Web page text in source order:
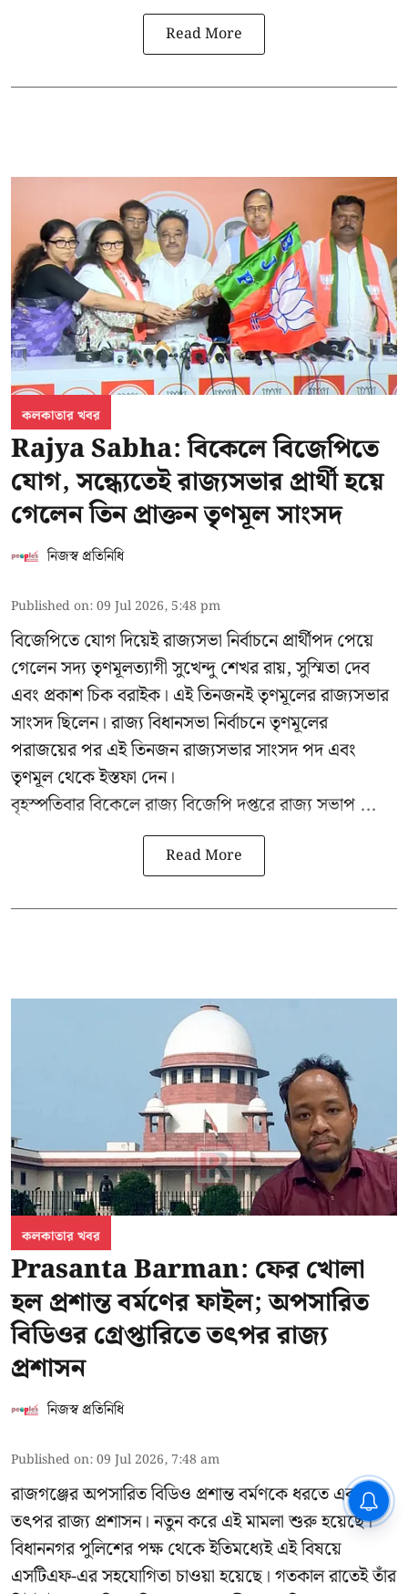
Read More
কলকাতার খবর
Rajya Sabha: বিকেলে বিজেপিতে
যোগ, সন্ধ্যেতেই রাজ্যসভার প্রার্থী হয়ে
গেলেন তিন প্রাক্তন তৃণমূল সাংসদ
নিজস্ব প্রতিনিধি
Published on:09 Jul 2026, 5:48 pm
বিজেপিতে যোগ দিয়েই রাজ্যসভা নির্বাচনে প্রার্থীপদ পেয়ে
গেলেন সদ্য তৃণমূলত্যাগী সুখেন্দু শেখর রায়, সুস্মিতা দেব
এবং প্রকাশ চিক বরাইক। এই তিনজনই তৃণমূলের রাজ্যসভার
সাংসদ ছিলেন। রাজ্য বিধানসভা নির্বাচনে তৃণমূলের
পরাজয়ের পর এই তিনজন রাজ্যসভার সাংসদ পদ এবং
তৃণমূল থেকে ইস্তফা দেন।
বৃহস্পতিবার বিকেলে রাজ্য বিজেপি দপ্তরেরাজ্য সভাপ ...
Read More
কলকাতার খবর
Prasanta Barman: ফের খোলা
হল প্রশান্ত বর্মণের ফাইল; অপসারিত
বিডিওর গ্রেপ্তারিতে তৎপর রাজ্য
প্রশাসন
নিজস্ব প্রতিনিধি
Published on:09 Jul 2026, 7:48 am
রাজগঞ্জের অপসারিত বিডিও প্রশান্ত বর্মণকেধরতে এবার
তৎপর রাজ্য প্রশাসন। নতুন করে এই মামলা শুরু হয়েছে।
বিধাননগর পুলিশের পক্ষ থেকে ইতিমধ্যেই এই বিষয়ে
এসটিএফ-এর সহযোগিতা চাওয়া হয়েছে। গতকাল রাতেই তাঁর
CPIM: ৬০ লক্ষ নাম বিবেচনাধীন রেখে
ভোট ঘোষণার প্রতিবাদ - আদালতের
দ্বারস্থ হবে সিপিআইএম